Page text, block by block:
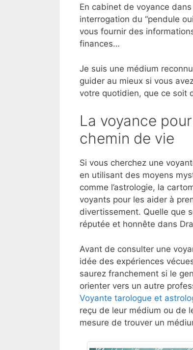
En cabinet de voyance
interrogation du “pendule
vous fournir des
finances…
Je suis une médium
guider au mieux si vous
votre quotidien, que ce soit
La voyance
chemin de vie
Si vous cherchez une
en utilisant des moyens
comme l’astrologie, la
voyants pour les aider à
divertissement. Quelle que
réputée et honnête dans
Avant de consulter une
idée des expériences
saurez franchement si le
orienter vers un autre
Voyante tarologue et
reçu de leur médium ou de
mesure de trouver un